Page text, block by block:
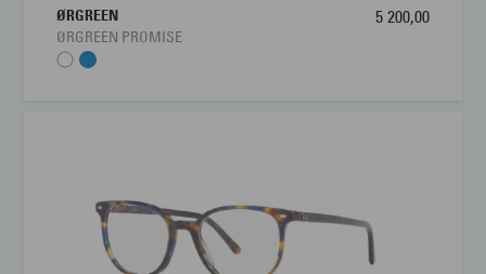
ØRGREEN
ØRGREEN PROMISE
5 200,00